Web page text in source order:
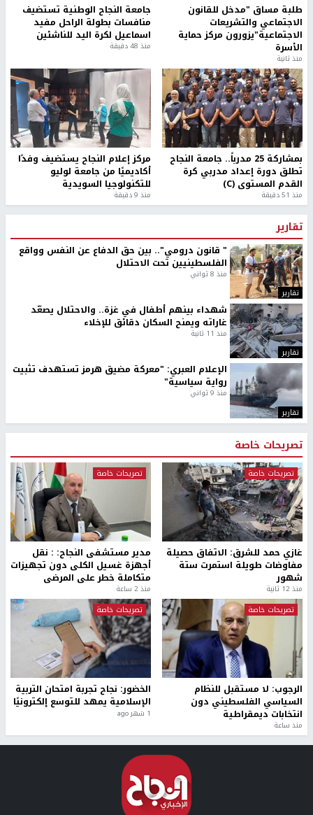
طلبة مساق "مدخل للقانون
الاجتماعي والتشريعات
الاجتماعية"يزورون مركز حماية
الأسرة
منذ ثانية
جامعة النجاح الوطنية تستضيف
منافسات بطولة الراحل مفيد
اسماعيل لكرة اليد للناشئين
منذ 48 دقيقة
بمشاركة 25 مدرباً.. جامعة النجاح
تطلق دورة إعداد مدربي كرة
القدم المستوى (C)
منذ 51 دقيقة
مركز إعلام النجاح يستضيف وفدًا
أكاديميًا من جامعة لوليو
للتكنولوجيا السويدية
منذ 9 دقيقة
تقارير
تقارير
" قانون درومي".. بين حق الدفاع عن النفس وواقع
الفلسطينيين تحت الاحتلال
منذ 8 ثواني
تقارير
شهداء بينهم أطفال في غزة.. والاحتلال يصعّد
غاراته ويمنح السكان دقائق للإخلاء
منذ 11 ثانية
تقارير
الإعلام العبري: "معركة مضيق هرمز تستهدف تثبيت
رواية سياسية"
منذ 9 ثواني
تصريحات خاصة
تصريحات خاصة
غازي حمد للشرق: الاتفاق حصيلة
مفاوضات طويلة استمرت ستة
شهور
منذ 12 ثانية
تصريحات خاصة
مدير مستشفى النجاح: : نقل
أجهزة غسيل الكلى دون تجهيزات
متكاملة خطر على المرضى
منذ 2 ساعة
تصريحات خاصة
الرجوب: لا مستقبل للنظام
السياسي الفلسطيني دون
انتخابات ديمقراطية
منذ ساعة
تصريحات خاصة
الخضور: نجاح تجربة امتحان التربية
الإسلامية يمهد للتوسع إلكترونيًا
1 شهر ago